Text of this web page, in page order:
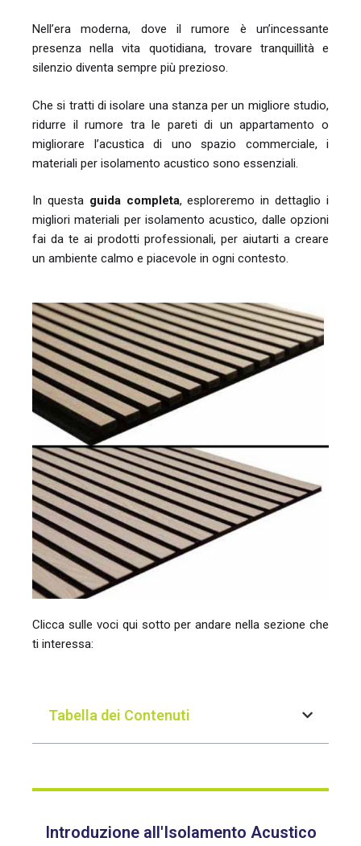
Nell’era moderna, dove il rumore è un’incessante
presenza nella vita quotidiana, trovare tranquillità e
silenzio diventa sempre più prezioso.
Che si tratti di isolare una stanza per un migliore studio,
ridurre il rumore tra le pareti di un appartamento o
migliorare l’acustica di uno spazio commerciale, i
materiali per isolamento acustico sono essenziali.
In questa guida completa, esploreremo in dettaglio i
migliori materiali per isolamento acustico, dalle opzioni
fai da te ai prodotti professionali, per aiutarti a creare
un ambiente calmo e piacevole in ogni contesto.
Clicca sulle voci qui sotto per andare nella sezione che
ti interessa:
Tabella dei Contenuti
Introduzione all'Isolamento Acustico